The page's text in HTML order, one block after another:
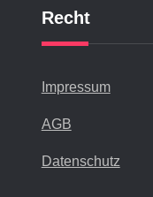
Recht
Impressum
AGB
Datenschutz